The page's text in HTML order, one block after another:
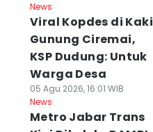
News
Viral Kopdes di Kaki
Gunung Ciremai,
KSP Dudung: Untuk
Warga Desa
05 Agu 2026, 16:01 WIB
News
Metro Jabar Trans